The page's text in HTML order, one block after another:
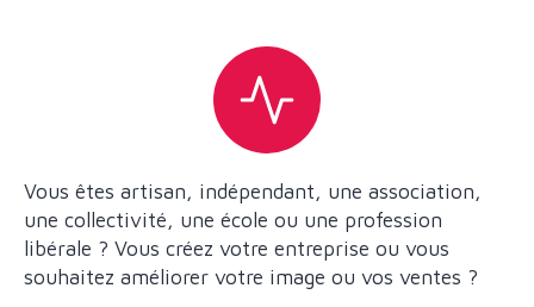
Vous êtes artisan, indépendant, une association,
une collectivité, une école ou une profession
libérale ? Vous créez votre entreprise ou vous
souhaitez améliorer votre image ou vos ventes ?